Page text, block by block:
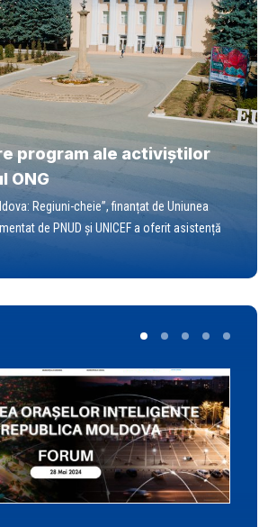
program ale activiștilor
ONG
Regiuni-cheie”, finanțat de Uniunea
de PNUD și UNICEF a oferit asistență